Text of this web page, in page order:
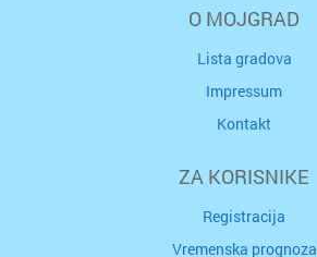
O MOJGRAD
Lista gradova
Impressum
Kontakt
ZA KORISNIKE
Registracija
Vremenska prognoza